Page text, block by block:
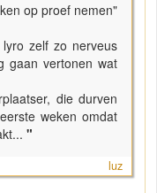
op proef nemen"
zelf zo nerveus
gaan vertonen wat
die durven
weken omdat
"
luz